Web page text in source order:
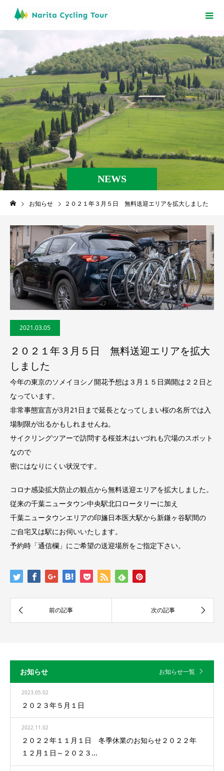
NEWS
お知らせ ２０２１年３月５日 無料送迎エリアを拡大しました
2021.03.05
２０２１年３月５日 無料送迎エリアを拡大
しました
今年の東京のソメイヨシノ開花予想は３月１５日満開は２２日と
なっています。
非常事態宣言が3月21日まで延長となってしまい桜の名所では入
場制限が出るかもしれませんね。
サイクリングツアーで訪問する桜並木はいづれも穴場のスポット
なので
密にはなりにくい状況です。
コロナ感染拡大防止の観点から無料送迎エリアを拡大しました。
従来の千葉ニュータウン中央駅北口ロータリーに加え
千葉ニュータウンエリアの印旛日本医大駅から新鎌ヶ谷駅間の
ご自宅又は駅にお伺いいたします。
予約時「通信欄」にご希望の送迎場所をご指定下さい。
お知らせ お知らせ一覧
2023.05.02
２０２３年５月１日
2022.11.02
２０２２年１１月１日 冬季休業のお知らせ２０２２年
１２月１日～２０２３...